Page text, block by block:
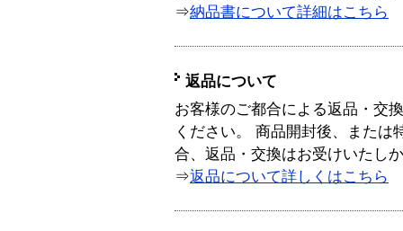
⇒納品書について詳細はこちら
返品について
お客様のご都合による返品・交
ください。 商品開封後、または
合、返品・交換はお受けいたし
⇒返品について詳しくはこちら